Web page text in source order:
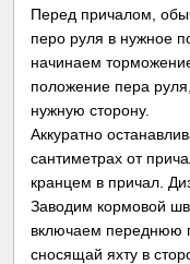
Перед причалом,
перо руля в нужное
начинаем
положение пера
нужную сторону.
Аккуратно
сантиметрах от
кранцем в причал.
Заводим кормовой
включаем переднюю
сносящай яхту в